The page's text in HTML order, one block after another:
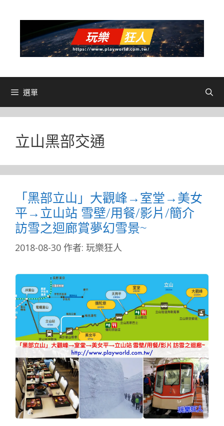
選單
立山黑部交通
「黑部立山」大觀峰→室堂→美女
平→立山站 雪壁/用餐/影片/簡介
訪雪之迴廊賞夢幻雪景~
2018-08-30 作者: 玩樂狂人